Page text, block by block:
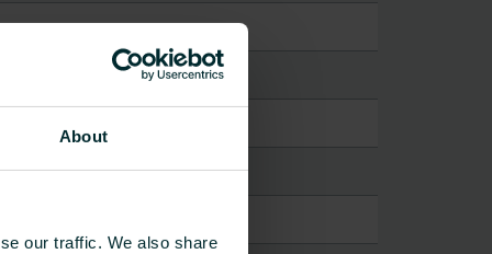
About
our traffic. We also share